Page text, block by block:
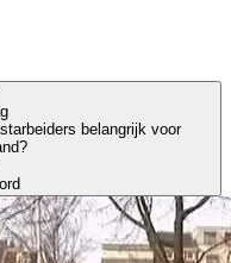
belangrijk voor